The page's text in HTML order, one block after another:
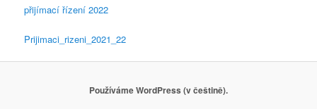
přijímací řízení 2022
Prijimaci_rizeni_2021_22
Používáme WordPress (v češtině).